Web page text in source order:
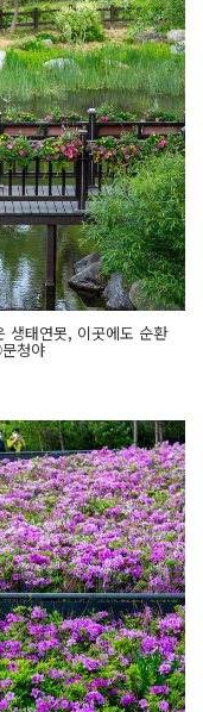
생태연못, 이곳에도 순환
청야